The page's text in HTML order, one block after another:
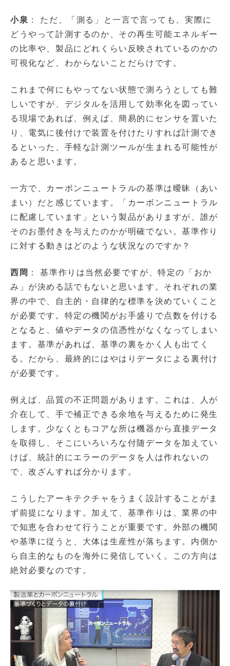
小泉 ： ただ、「測る」と一言で言っても、実際に
どうやって計測するのか、その再生可能エネルギー
の比率や、製品にどれくらい反映されているのかの
可視化など、わからないことだらけです。
これまで何にもやってない状態で測ろうとしても難
しいですが、デジタルを活用して効率化を図ってい
る現場であれば、例えば、簡易的にセンサを置いた
り、電気に後付けで装置を付けたりすれば計測でき
るといった、手軽な計測ツールが生まれる可能性が
あると思います。
一方で、カーボンニュートラルの基準は曖昧（あい
まい）だと感じています。「カーボンニュートラル
に配慮しています」という製品がありますが、誰が
そのお墨付きを与えたのかが明確でない。基準作り
に対する動きはどのような状況なのですか？
西岡 ： 基準作りは当然必要ですが、特定の「おか
み」が決める話でもないと思います。それぞれの業
界の中で、自主的・自律的な標準を決めていくこと
が必要です。特定の機関がお手盛りで点数を付ける
となると、値やデータの信憑性がなくなってしまい
ます。基準があれば、基準の裏をかく人も出てく
る。だから、最終的にはやはりデータによる裏付け
が必要です。
例えば、品質の不正問題があります。これは、人が
介在して、手で補正できる余地を与えるために発生
します。少なくともコアな所は機器から直接データ
を取得し、そこにいろいろな付随データを加えてい
けば、統計的にエラーのデータを人は作れないの
で、改ざんすれば分かります。
こうしたアーキテクチャをうまく設計することがま
ず前提になります。加えて、基準作りは、業界の中
で知恵を合わせて行うことが重要です。外部の機関
や基準に従うと、大体は生産性が落ちます。内側か
ら自主的なものを海外に発信していく。この方向は
絶対必要なのです。